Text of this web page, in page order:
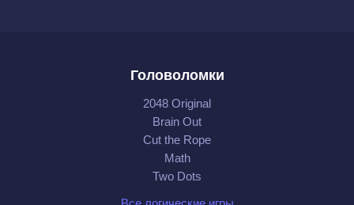
Головоломки
2048 Original
Brain Out
Cut the Rope
Math
Two Dots